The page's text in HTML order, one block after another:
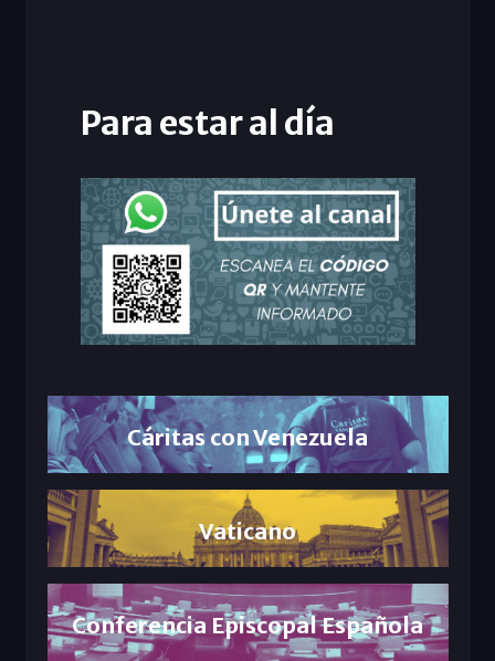
Para estar al día
Cáritas con Venezuela
Vaticano
Conferencia Episcopal Española